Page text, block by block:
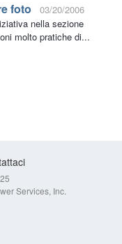
foto
03/20/2006
nella sezione
molto pratiche di...
Services, Inc.